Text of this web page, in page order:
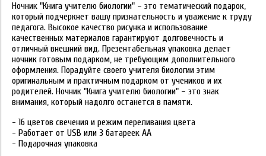
Ночник "Книга учителю биологии" – это тематический подарок,
который подчеркнет вашу признательность и уважение к труду
педагога. Высокое качество рисунка и использование
качественных материалов гарантируют долговечность и
отличный внешний вид. Презентабельная упаковка делает
ночник готовым подарком, не требующим дополнительного
оформления. Порадуйте своего учителя биологии этим
оригинальным и практичным подарком от учеников и их
родителей. Ночник "Книга учителю биологии" – это знак
внимания, который надолго останется в памяти.
- 16 цветов свечения и режим переливания цвета
- Работает от USB или 3 батареек АА
- Подарочная упаковка